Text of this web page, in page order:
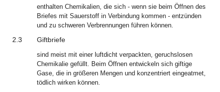
enthalten Chemikalien, die sich ‑ wenn sie beim Öffnen des
Briefes mit Sauerstoff in Verbindung kommen ‑ entzünden
und zu schweren Verbrennungen führen können.
2.3 Giftbriefe
sind meist mit einer luftdicht verpackten, geruchslosen
Chemikalie gefüllt. Beim Öffnen entwickeln sich giftige
Gase, die in größeren Mengen und konzentriert eingeatmet,
tödlich wirken können.